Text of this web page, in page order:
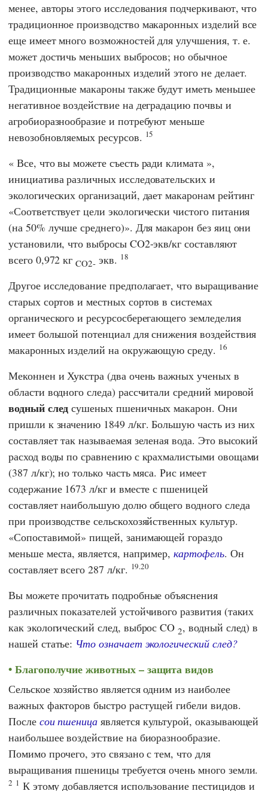
менее, авторы этого исследования подчеркивают, что
традиционное производство макаронных изделий все
еще имеет много возможностей для улучшения, т. е.
может достичь меньших выбросов; но обычное
производство макаронных изделий этого не делает.
Традиционные макароны также будут иметь меньшее
негативное воздействие на деградацию почвы и
агробиоразнообразие и потребуют меньше
невозобновляемых ресурсов. 15
« Все, что вы можете съесть ради климата»,
инициатива различных исследовательских и
экологических организаций, дает макаронам рейтинг
«Соответствует цели экологически чистого питания
(на 50% лучше среднего)». Для макарон без яиц они
установили, что выбросы CO2-экв/кг составляют
всего 0,972 кгCO2- экв. 18
Другое исследование предполагает, что выращивание
старых сортов и местных сортов в системах
органического и ресурсосберегающего земледелия
имеет большой потенциал для снижения воздействия
макаронных изделий на окружающую среду. 16
Меконнен и Хукстра (два очень важных ученых в
области водного следа) рассчитали средний мировой
водный след сушеных пшеничных макарон. Они
пришли к значению 1849 л/кг. Большую часть из них
составляет так называемая зеленая вода. Это высокий
расход воды по сравнению с крахмалистыми овощами
(387 л/кг); но только часть мяса. Рис имеет
содержание 1673 л/кг и вместе с пшеницей
составляет наибольшую долю общего водного следа
при производстве сельскохозяйственных культур.
«Сопоставимой» пищей, занимающей гораздо
меньше места, является, например,картофель. Он
составляет всего 287 л/кг. 19.20
Вы можете прочитать подробные объяснения
различных показателей устойчивого развития (таких
как экологический след, выброс CO2, водный след) в
нашей статье: Что означает экологический след?
Благополучие животных – защита видов
Сельское хозяйство является одним из наиболее
важных факторов быстро растущей гибели видов.
После сои пшеница является культурой, оказывающей
наибольшее воздействие на биоразнообразие.
Помимо прочего, это связано с тем, что для
выращивания пшеницы требуется очень много земли.
2 1 К этому добавляется использование пестицидов и